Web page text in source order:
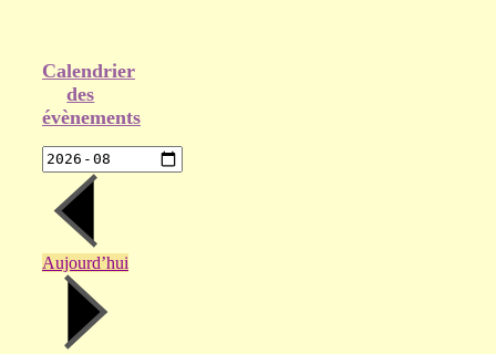
Calendrier
des
évènements
Aujourd’hui